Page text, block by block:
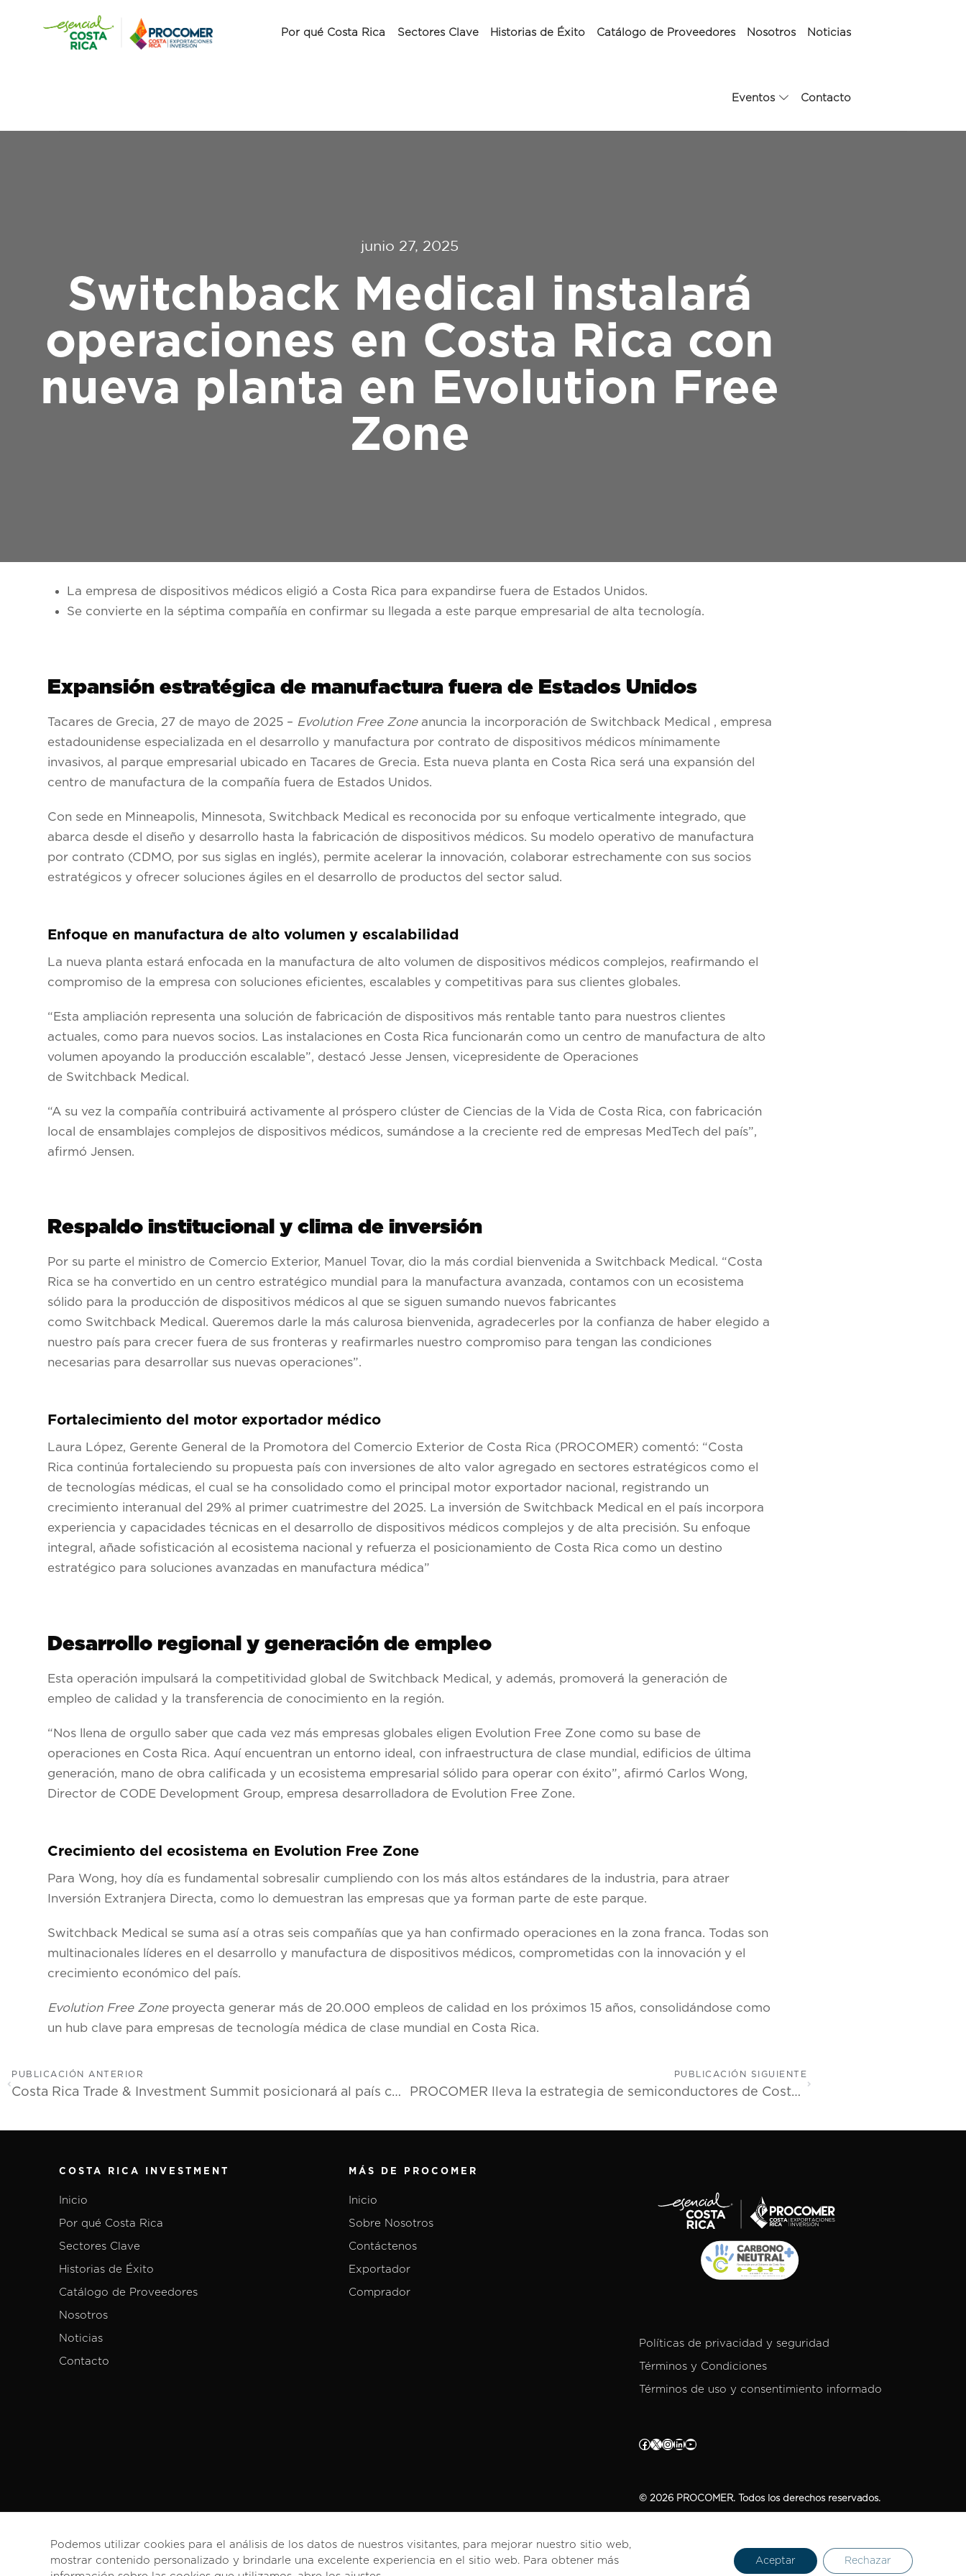
Por qué Costa Rica Sectores Clave Historias de Éxito Catálogo de Proveedores Nosotros Noticias
Eventos Contacto
junio 27, 2025
Switchback Medical instalará
operaciones en Costa Rica con
nueva planta en Evolution Free
Zone
La empresa de dispositivos médicos eligió a Costa Rica para expandirse fuera de Estados Unidos.
Se convierte en la séptima compañía en confirmar su llegada a este parque empresarial de alta tecnología.
Expansión estratégica de manufactura fuera de Estados Unidos
Tacares de Grecia, 27 de mayo de 2025 – Evolution Free Zoneanuncia la incorporación de Switchback Medical
, empresa
estadounidense especializada en el desarrollo y manufactura por contrato de dispositivos médicos mínimamente
invasivos, al parque empresarial ubicado en Tacares de Grecia. Esta nueva planta en Costa Rica será una expansión del
centro de manufactura de la compañía fuera de Estados Unidos.
Con sede en Minneapolis, Minnesota, Switchback Medical
es reconocida por su enfoque verticalmente integrado, que
abarca desde el diseño y desarrollo hasta la fabricación de dispositivos médicos. Su modelo operativo de manufactura
por contrato (CDMO, por sus siglas en inglés), permite acelerar la innovación, colaborar estrechamente con sus socios
estratégicos y ofrecer soluciones ágiles en el desarrollo de productos del sector salud.
Enfoque en manufactura de alto volumen y escalabilidad
La nueva planta estará enfocada en la manufactura de alto volumen de dispositivos médicos complejos, reafirmando el
compromiso de la empresa con soluciones eficientes, escalables y competitivas para sus clientes globales.
“Esta ampliación representa una solución de fabricación de dispositivos más rentable tanto para nuestros clientes
actuales, como para nuevos socios. Las instalaciones en Costa Rica funcionarán como un centro de manufactura de alto
volumen apoyando la producción escalable”, destacó Jesse Jensen, vicepresidente de Operaciones
de Switchback Medical.
“A su vez la compañía contribuirá activamente al próspero clúster de Ciencias de la Vida de Costa Rica, con fabricación
local de ensamblajes complejos de dispositivos médicos, sumándose a la creciente red de empresas MedTech del país”,
afirmó Jensen.
Respaldo institucional y clima de inversión
Por su parte el ministro de Comercio Exterior, Manuel Tovar, dio la más cordial bienvenida a Switchback Medical. “Costa
Rica se ha convertido en un centro estratégico mundial para la manufactura avanzada, contamos con un ecosistema
sólido para la producción de dispositivos médicos al que se siguen sumando nuevos fabricantes
como Switchback Medical. Queremos darle la más calurosa bienvenida, agradecerles por la confianza de haber elegido a
nuestro país para crecer fuera de sus fronteras y reafirmarles nuestro compromiso para tengan las condiciones
necesarias para desarrollar sus nuevas operaciones”.
Fortalecimiento del motor exportador médico
Laura López, Gerente General de la Promotora del Comercio Exterior de Costa Rica (PROCOMER) comentó: “Costa
Rica continúa fortaleciendo su propuesta país con inversiones de alto valor agregado en sectores estratégicos como el
de tecnologías médicas, el cual se ha consolidado como el principal motor exportador nacional, registrando un
crecimiento interanual del 29% al primer cuatrimestre del 2025. La inversión de Switchback Medical en el país incorpora
experiencia y capacidades técnicas en el desarrollo de dispositivos médicos complejos y de alta precisión. Su enfoque
integral, añade sofisticación al ecosistema nacional y refuerza el posicionamiento de Costa Rica como un destino
estratégico para soluciones avanzadas en manufactura médica”
Desarrollo regional y generación de empleo
Esta operación impulsará la competitividad global de Switchback Medical, y además, promoverá la generación de
empleo de calidad y la transferencia de conocimiento en la región.
“Nos llena de orgullo saber que cada vez más empresas globales eligen Evolution Free Zone como su base de
operaciones en Costa Rica. Aquí encuentran un entorno ideal, con infraestructura de clase mundial, edificios de última
generación, mano de obra calificada y un ecosistema empresarial sólido para operar con éxito”, afirmó Carlos Wong,
Director de CODE Development Group, empresa desarrolladora de Evolution Free Zone.
Crecimiento del ecosistema en Evolution Free Zone
Para Wong, hoy día es fundamental sobresalir cumpliendo con los más altos estándares de la industria, para atraer
Inversión Extranjera Directa, como lo demuestran las empresas que ya forman parte de este parque.
Switchback Medical
se suma así a otras seis compañías que ya han confirmado operaciones en la zona franca. Todas son
multinacionales líderes en el desarrollo y manufactura de dispositivos médicos, comprometidas con la innovación y el
crecimiento económico del país.
Evolution Free Zoneproyecta generar más de 20.000 empleos de calidad en los próximos 15 años, consolidándose como
un hub clave para empresas de tecnología médica de clase mundial en Costa Rica.
PUBLICACIÓN ANTERIOR
Costa Rica Trade & Investment Summit posicionará al país como destino global para hacer negocios
PUBLICACIÓN SIGUIENTE
PROCOMER lleva la estrategia de semiconductores de Costa Rica a foro internacional en Singapur
COSTA RICA INVESTMENT
Inicio
Por qué Costa Rica
Sectores Clave
Historias de Éxito
Catálogo de Proveedores
Nosotros
Noticias
Contacto
MÁS DE PROCOMER
Inicio
Sobre Nosotros
Contáctenos
Exportador
Comprador
Políticas de privacidad y seguridad
Términos y Condiciones
Términos de uso y consentimiento informado
© 2026 PROCOMER. Todos los derechos reservados.
Podemos utilizar cookies para el análisis de los datos de nuestros visitantes, para mejorar nuestro sitio web,
mostrar contenido personalizado y brindarle una excelente experiencia en el sitio web. Para obtener más
Aceptar Rechazar